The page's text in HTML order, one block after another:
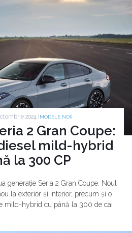
2024 | MODELE NOI
2 Gran Coupe:
mild-hybrid
la 300 CP
generație Seria 2 Gran Coupe. Noul
la exterior și interior, precum și o
mild-hybrid cu până la 300 de cai